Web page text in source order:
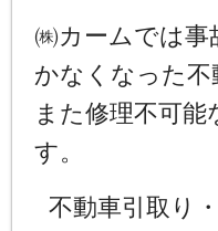
㈱カームでは事
かなくなった
また修理不可
す。
不動車引取り